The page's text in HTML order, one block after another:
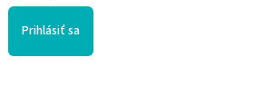
Prihlásiť sa